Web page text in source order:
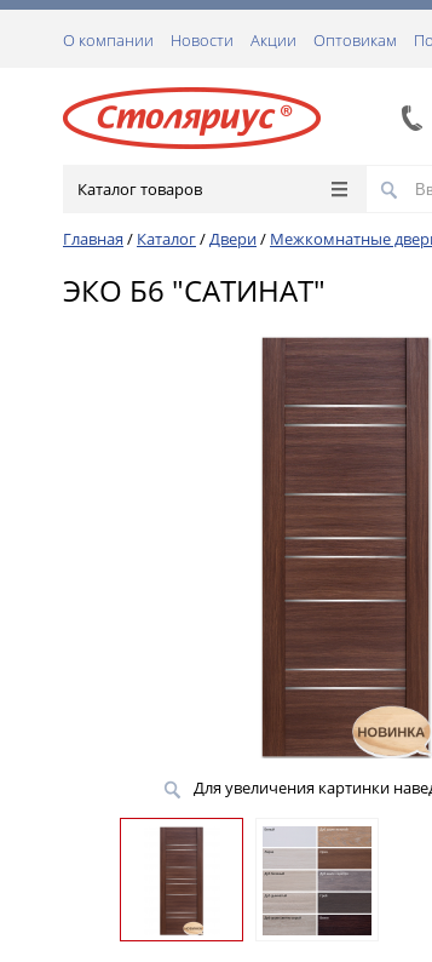
О компании Новости Акции Оптовикам
Каталог товаров
Главная / Каталог/Двери/ Межкомнатные
ЭКО Б6 "САТИНАТ"
Для увеличения картинки